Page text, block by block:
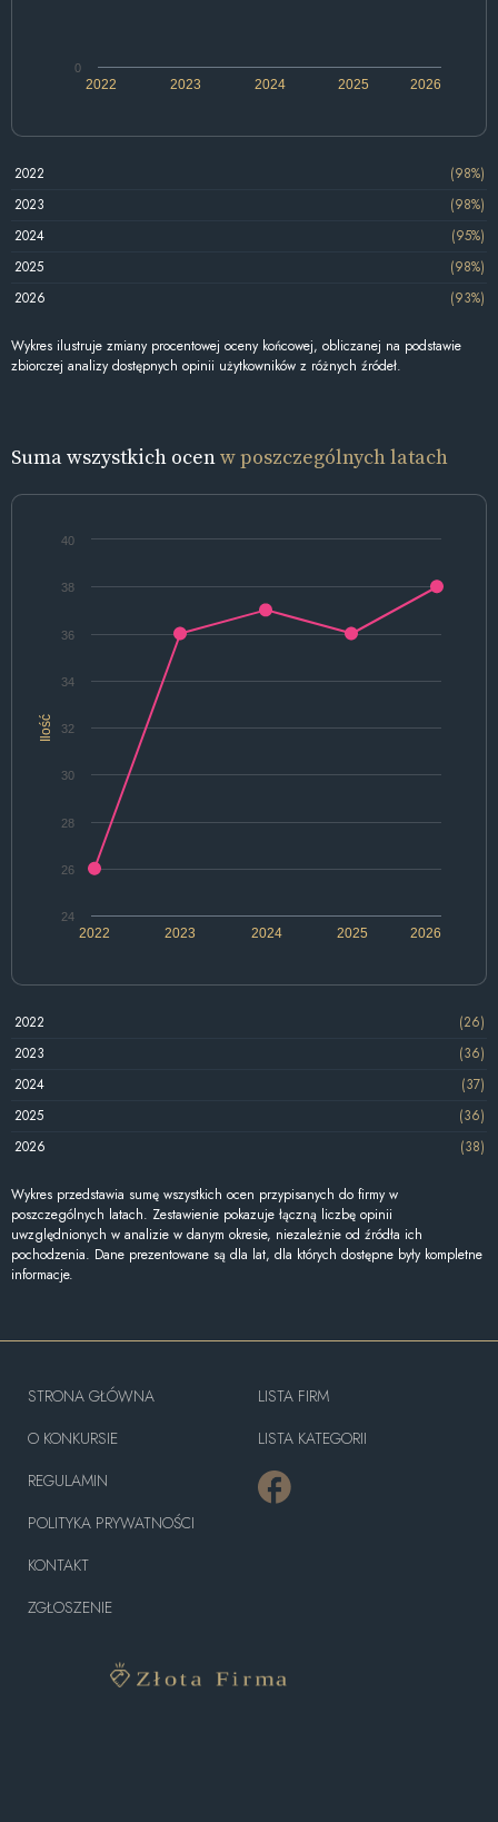
2022 2024 2026
2023 2025
0
2022
(98%)
2023
(98%)
2024
(95%)
2025
(98%)
2026
(93%)
Wykres ilustruje zmiany procentowej oceny końcowej, obliczanej na podstawie
zbiorczej analizy dostępnych opinii użytkowników z różnych źródeł.
Suma wszystkich ocenw poszczególnych latach
Ilość
2022 2024 2026
2023 2025
24
26
28
30
32
34
36
38
40
2022
(26)
2023
(36)
2024
(37)
2025
(36)
2026
(38)
Wykres przedstawia sumę wszystkich ocen przypisanych do firmy w
poszczególnych latach. Zestawienie pokazuje łączną liczbę opinii
uwzględnionych w analizie w danym okresie, niezależnie od źródła ich
pochodzenia. Dane prezentowane są dla lat, dla których dostępne były kompletne
informacje.
STRONA GŁÓWNA
O KONKURSIE
REGULAMIN
POLITYKA PRYWATNOŚCI
KONTAKT
ZGŁOSZENIE
LISTA FIRM
LISTA KATEGORII